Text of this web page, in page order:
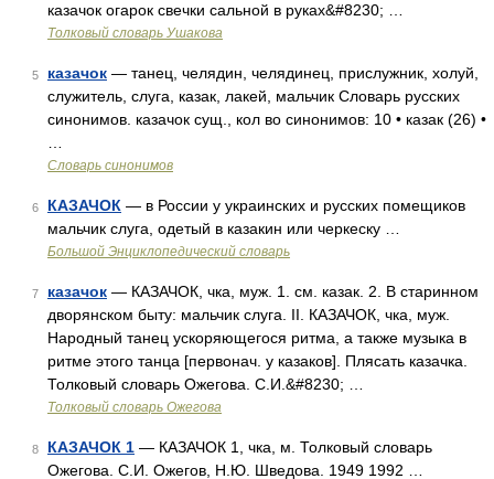
казачок огарок свечки сальной в руках&#8230; …
Толковый словарь Ушакова
5 казачок — танец, челядин, челядинец, прислужник, холуй,
служитель, слуга, казак, лакей, мальчик Словарь русских
синонимов. казачок сущ., кол во синонимов: 10 • казак (26) •
Словарь синонимов
6 КАЗАЧОК — в России у украинских и русских помещиков
мальчик слуга, одетый в казакин или черкеску …
Большой Энциклопедический словарь
7 казачок — КАЗАЧОК, чка, муж. 1. см. казак. 2. В старинном
дворянском быту: мальчик слуга. II. КАЗАЧОК, чка, муж.
Народный танец ускоряющегося ритма, а также музыка в
ритме этого танца [первонач. у казаков]. Плясать казачка.
Толковый словарь Ожегова. С.И.&#8230; …
Толковый словарь Ожегова
8 КАЗАЧОК 1 — КАЗАЧОК 1, чка, м. Толковый словарь
Ожегова. С.И. Ожегов, Н.Ю. Шведова. 1949 1992 …